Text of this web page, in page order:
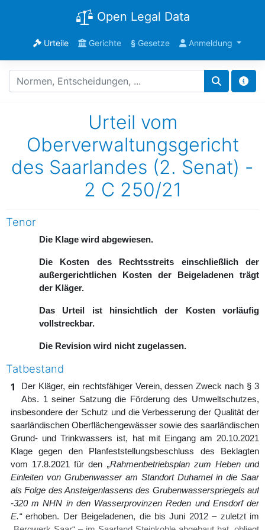
Open Legal Data
Urteile Gerichte §Gesetze Anmeldung
Urteil vom
Oberverwaltungsgericht
des Saarlandes (2. Senat) -
2 C 250/21
Tenor
Die Klage wird abgewiesen.
Die Kosten des Rechtsstreits einschließlich der
außergerichtlichen Kosten der Beigeladenen trägt
der Kläger.
Das Urteil ist hinsichtlich der Kosten vorläufig
vollstreckbar.
Die Revision wird nicht zugelassen.
Tatbestand
1
Der Kläger, ein rechtsfähiger Verein, dessen Zweck nach § 3
Abs. 1 seiner Satzung die Förderung des Umweltschutzes,
insbesondere der Schutz und die Verbesserung der Qualität der
saarländischen Oberflächengewässer sowie des saarländischen
Grund- und Trinkwassers ist, hat mit Eingang am 20.10.2021
Klage gegen den Planfeststellungsbeschluss des Beklagten
vom 17.8.2021 für den „Rahmenbetriebsplan zum Heben und
Einleiten von Grubenwasser am Standort Duhamel in die Saar
als Folge des Ansteigenlassens des Grubenwasserspriegels auf
-320 m NHN in den Wasserprovinzen Reden und Ensdorf der
E.“erhoben. Der Beigeladenen, die bis Juni 2012 – zuletzt im